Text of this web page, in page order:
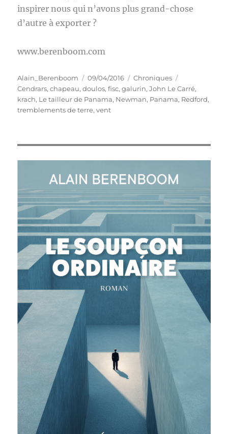
inspirer nous qui n’avons plus grand-chose
d’autre à exporter ?
www.berenboom.com
Auteur
Alain_Berenboom
Publié
le
09/04/2016 Catégories
Chroniques
Cendrars,chapeau,doulos,fisc,galurin,John Le Carré,
krach, Le tailleur de Panama, Newman, Panama, Redford,
tremblements de terre,vent